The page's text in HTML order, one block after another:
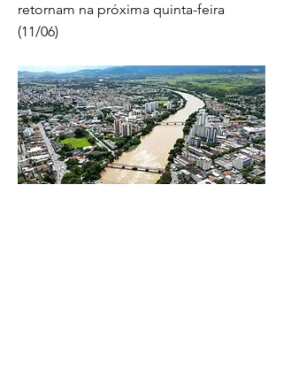
retornam na próxima quinta-feira
(11/06)